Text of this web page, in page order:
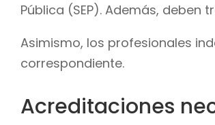
Pública (SEP). Además,
Asimismo, los profesionales
correspondiente.
Acreditaciones